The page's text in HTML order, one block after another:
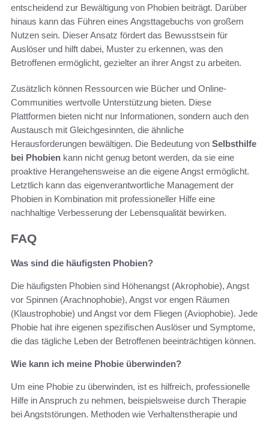
entscheidend zur Bewältigung von Phobien beiträgt. Darüber
hinaus kann das Führen eines Angsttagebuchs von großem
Nutzen sein. Dieser Ansatz fördert das Bewusstsein für
Auslöser und hilft dabei, Muster zu erkennen, was den
Betroffenen ermöglicht, gezielter an ihrer Angst zu arbeiten.
Zusätzlich können Ressourcen wie Bücher und Online-
Communities wertvolle Unterstützung bieten. Diese
Plattformen bieten nicht nur Informationen, sondern auch den
Austausch mit Gleichgesinnten, die ähnliche
Herausforderungen bewältigen. Die Bedeutung von Selbsthilfe
bei Phobien kann nicht genug betont werden, da sie eine
proaktive Herangehensweise an die eigene Angst ermöglicht.
Letztlich kann das eigenverantwortliche Management der
Phobien in Kombination mit professioneller Hilfe eine
nachhaltige Verbesserung der Lebensqualität bewirken.
FAQ
Was sind die häufigsten Phobien?
Die häufigsten Phobien sind Höhenangst (Akrophobie), Angst
vor Spinnen (Arachnophobie), Angst vor engen Räumen
(Klaustrophobie) und Angst vor dem Fliegen (Aviophobie). Jede
Phobie hat ihre eigenen spezifischen Auslöser und Symptome,
die das tägliche Leben der Betroffenen beeinträchtigen können.
Wie kann ich meine Phobie überwinden?
Um eine Phobie zu überwinden, ist es hilfreich, professionelle
Hilfe in Anspruch zu nehmen, beispielsweise durch Therapie
bei Angststörungen. Methoden wie Verhaltenstherapie und